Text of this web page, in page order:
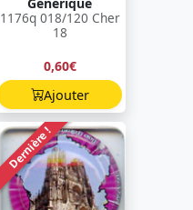
1176q 018/120 Cher
18
0,60€
Ajouter
Dernière !